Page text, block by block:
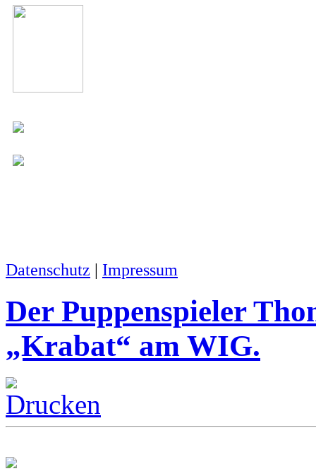
Datenschutz | Impressum
Der Puppenspieler
„Krabat“ am WIG.